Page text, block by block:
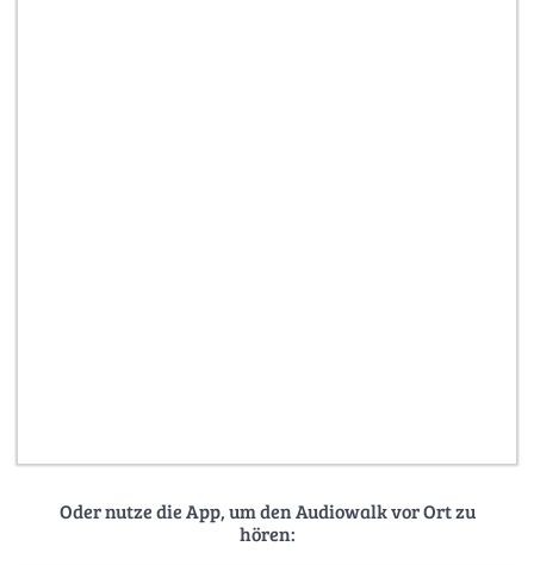
Oder nutze die App, um den Audiowalk vor Ort zu
hören: